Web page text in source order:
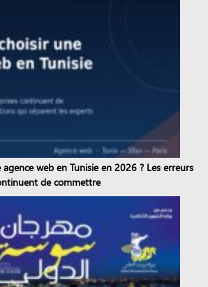
web en Tunisie en 2026 ? Les erreurs
de commettre